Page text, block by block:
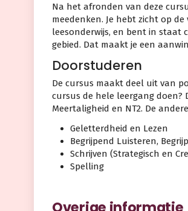
Na het afronden van deze
meedenken. Je hebt zicht op
leesonderwijs, en bent in staat
gebied. Dat maakt je een
Doorstuderen
De cursus maakt deel uit van
cursus de hele leergang doen?
Meertaligheid en NT2. De
Geletterdheid en Lezen
Begrijpend Luisteren,
Schrijven (Strategisch en
Spelling
Overige informatie